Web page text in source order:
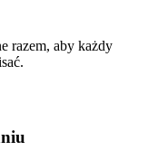
razem, aby każdy